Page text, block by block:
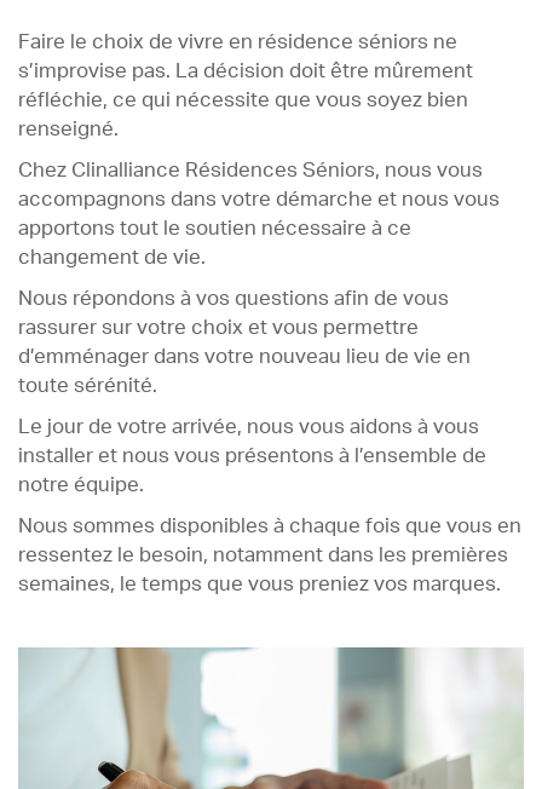
Faire le choix de vivre en résidence séniors ne
s’improvise pas. La décision doit être mûrement
réfléchie, ce qui nécessite que vous soyez bien
renseigné.
Chez Clinalliance Résidences Séniors, nous vous
accompagnons dans votre démarche et nous vous
apportons tout le soutien nécessaire à ce
changement de vie.
Nous répondons à vos questions afin de vous
rassurer sur votre choix et vous permettre
d’emménager dans votre nouveau lieu de vie en
toute sérénité.
Le jour de votre arrivée, nous vous aidons à vous
installer et nous vous présentons à l’ensemble de
notre équipe.
Nous sommes disponibles à chaque fois que vous en
ressentez le besoin, notamment dans les premières
semaines, le temps que vous preniez vos marques.